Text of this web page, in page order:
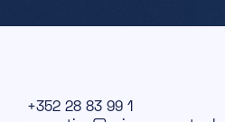
+352 28 83 99 1